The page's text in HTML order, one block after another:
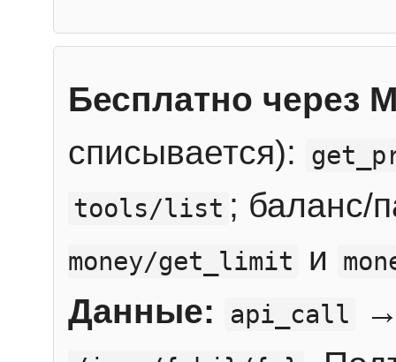
Бесплатно через
списывается):
tools/list ; баланс/
money/get_limit и
Данные: api_call